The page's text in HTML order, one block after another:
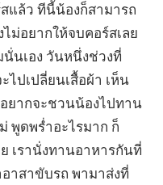
แล้ว ทีนี้น้องก็สามารถ
ม่อยากให้จบคอร์สเลย
นเอง วันหนึ่งช่วงที่
ไปเปลี่ยนเสื้อผ้า เห็น
ยากจะชวนน้องไปทาน
พูดพร่ำอะไรมาก ก็
เรานั่งทานอาหารกันที่
าสาขับรถ พามาส่งที่